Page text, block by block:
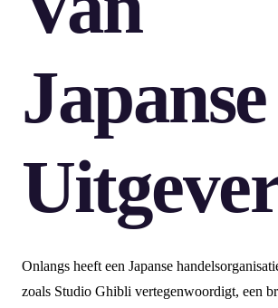
Japanse
Onlangs heeft een Japanse
zoals Studio Ghibli vertegenwoordigt, een